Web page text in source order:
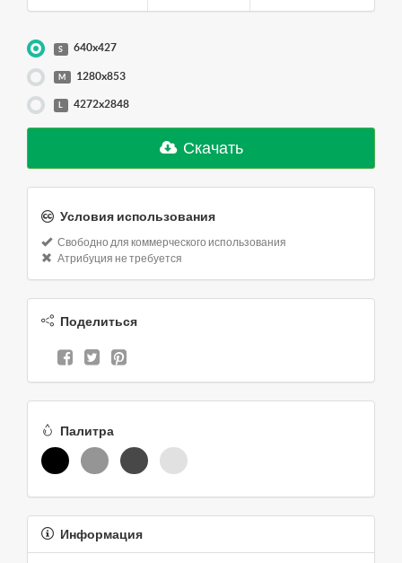
S 640x427
M 1280x853
L 4272x2848
Скачать
Условия использования
Свободно для коммерческого использования
Атрибуция не требуется
Поделиться
Палитра
Информация